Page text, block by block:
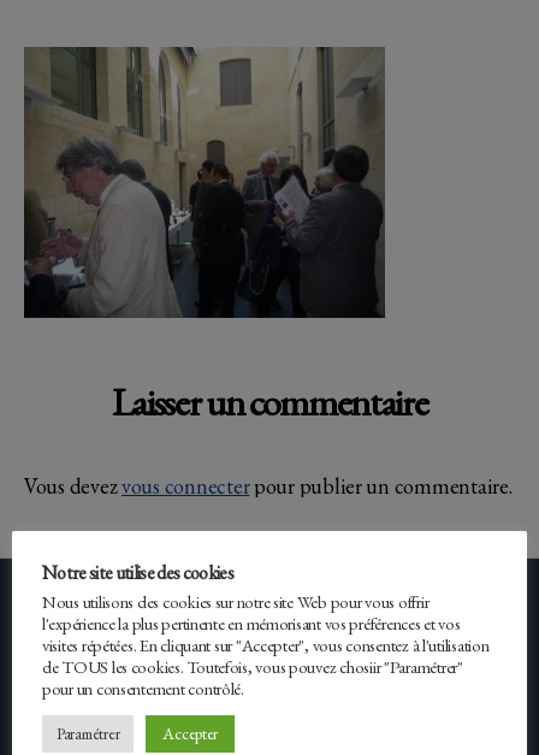
Laisser un commentaire
Vous devezvous connecterpour publier un commentaire.
Facebook Twitter
Notre site utilise des cookies
Nous utilisons des cookies sur notre site Web pour vous offrir
l'expérience la plus pertinente en mémorisant vos préférences et vos
visites répétées. En cliquant sur "Accepter", vous consentez à l'utilisation
de TOUS les cookies. Toutefois, vous pouvez chosiir "Paramétrer"
pour un consentement contrôlé.
Paramétrer Accepter